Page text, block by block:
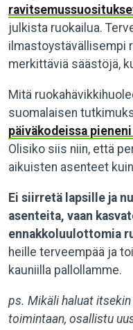
julkista ruokailua.
ilmastoystävällisempi
merkittäviä säästöjä,
Mitä
suomalaisen
päiväkodeissa
Olisiko siis niin, että
aikuisten asenteet
Ei siirretä lapsille ja
asenteita, vaan
ennakkoluulottomia
heille terveempää ja
kauniilla pallollamme.
ps. Mikäli haluat
toimintaan, osallistu